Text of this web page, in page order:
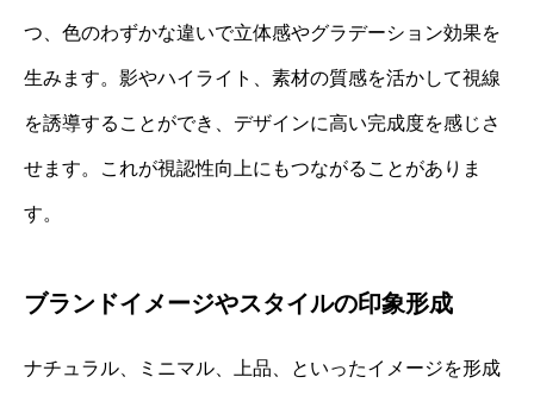
つ、色のわずかな違いで立体感やグラデーション効果を
生みます。影やハイライト、素材の質感を活かして視線
を誘導することができ、デザインに高い完成度を感じさ
せます。これが視認性向上にもつながることがありま
す。
ブランドイメージやスタイルの印象形成
ナチュラル、ミニマル、上品、といったイメージを形成